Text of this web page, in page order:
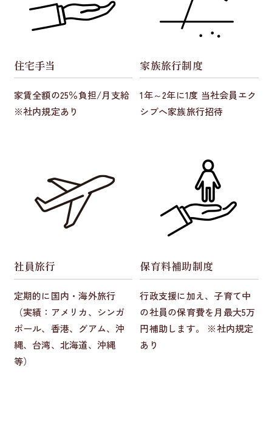
住宅手当
家賃全額の25％負担/月支給
※社内規定あり
家族旅行制度
1年～2年に1度 当社会員エク
シブへ家族旅行招待
社員旅行
定期的に国内・海外旅行
（実績：アメリカ、シンガ
ポール、香港、グアム、沖
縄、台湾、北海道、沖縄
等）
保育料補助制度
行政支援に加え、子育て中
の社員の保育費を月最大5万
円補助します。 ※社内規定
あり